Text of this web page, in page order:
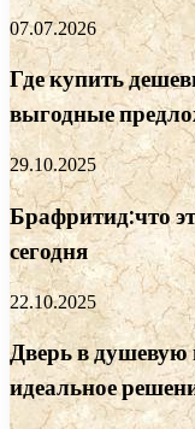
07.07.2026
Где купить
выгодные
29.10.2025
Брафритид:что
сегодня
22.10.2025
Дверь в душевую
идеальное